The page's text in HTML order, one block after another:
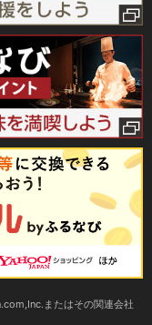
またはその関連会社